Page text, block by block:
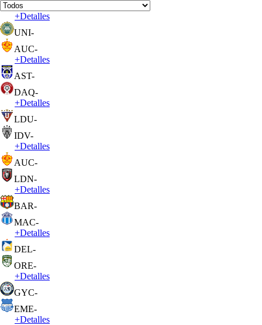
+Detalles
UNI-
AUC-
+Detalles
AST-
DAQ-
+Detalles
LDU-
IDV-
+Detalles
AUC-
LDN-
+Detalles
BAR-
MAC-
+Detalles
DEL-
ORE-
+Detalles
GYC-
EME-
+Detalles